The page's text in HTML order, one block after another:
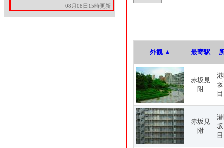
08月08日15時更新
外観 ▲ 最寄駅
赤坂見
附
目
赤坂見
附
目